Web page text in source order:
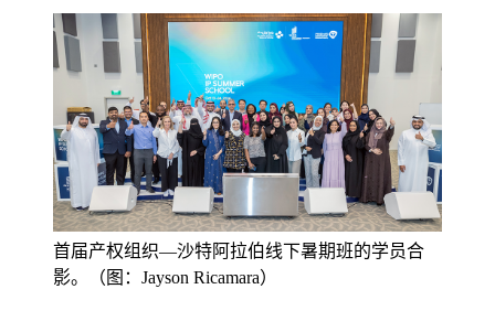
首届产权组织—沙特阿拉伯线下暑期班的学员合
影。（图：Jayson Ricamara）